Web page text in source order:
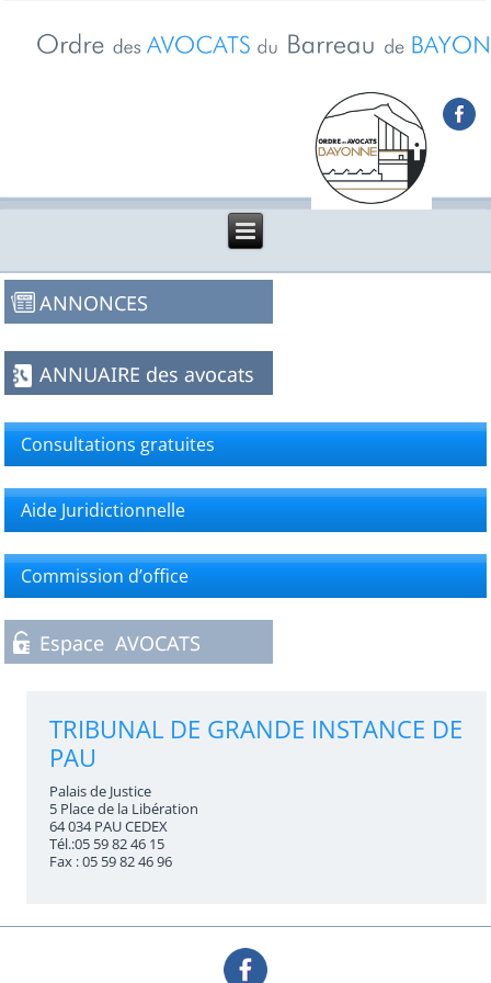
Consultations gratuites
Aide Juridictionnelle
Commission d’office
TRIBUNAL DE GRANDE INSTANCE DE
PAU
Palais de Justice
5 Place de la Libération
64 034 PAU CEDEX
Tél.:05 59 82 46 15
Fax : 05 59 82 46 96